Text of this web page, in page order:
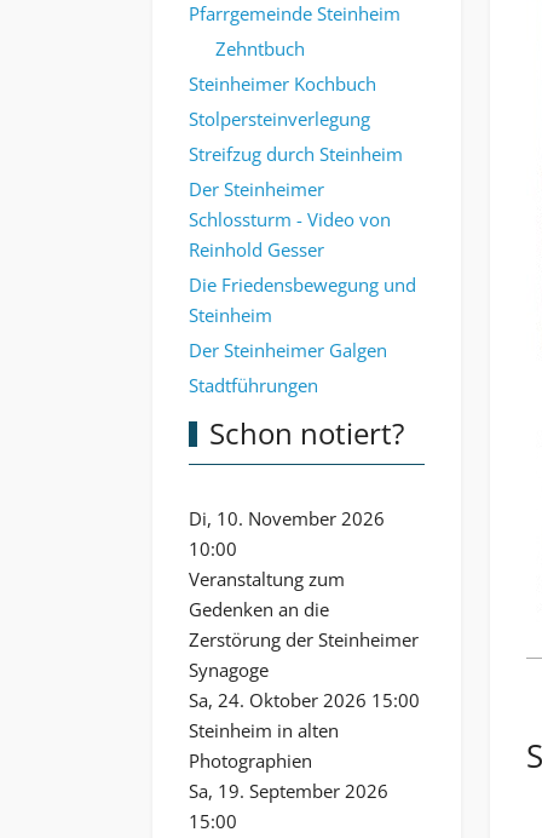
Pfarrgemeinde Steinheim
Zehntbuch
Steinheimer Kochbuch
Stolpersteinverlegung
Streifzug durch Steinheim
Der Steinheimer
Schlossturm - Video von
Reinhold Gesser
Die Friedensbewegung und
Steinheim
Der Steinheimer Galgen
Stadtführungen
Schon notiert?
Di, 10. November 2026
10:00
Veranstaltung zum
Gedenken an die
Zerstörung der Steinheimer
Synagoge
Sa, 24. Oktober 2026 15:00
Steinheim in alten
Photographien
Sa, 19. September 2026
15:00